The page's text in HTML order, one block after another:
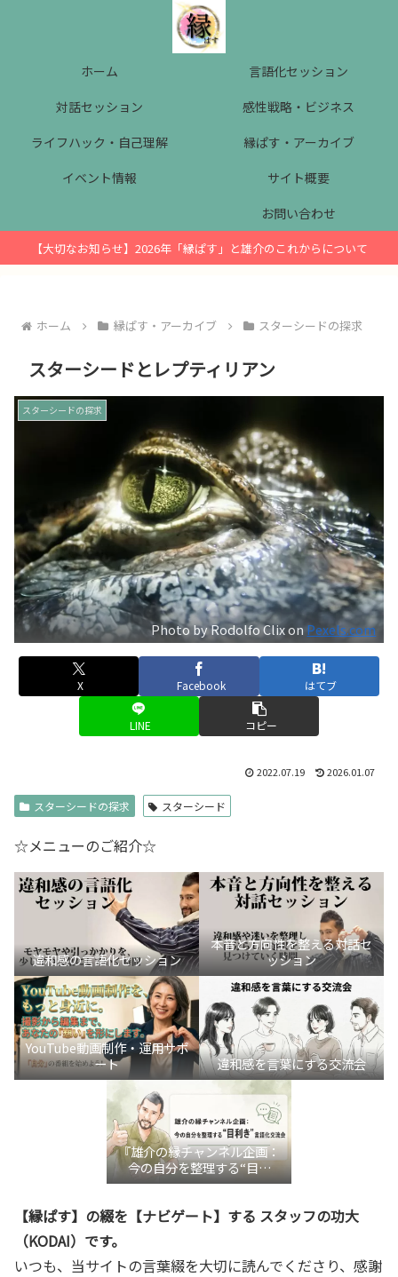
ホーム
言語化セッション
対話セッション
感性戦略・ビジネス
ライフハック・自己理解
縁ぱす・アーカイブ
イベント情報
サイト概要
お問い合わせ
【大切なお知らせ】2026年「縁ぱす」と雄介のこれからについて
ホーム 縁ぱす・アーカイブ スターシードの探求
スターシードとレプティリアン
スターシードの探求
Photo by Rodolfo Clix onPexels.com
X Facebook はてブ
LINE コピー
2022.07.19 2026.01.07
スターシードの探求 スターシード
☆メニューのご紹介☆
違和感の言語化セッション
本音と方向性を整える対話セ
ッション
YouTube動画制作・運用サポ
ート
違和感を言葉にする交流会
『雄介の縁チャンネル企画：
今の自分を整理する“目利
き”言語化交流会』
【縁ぱす】の綴を【ナビゲート】する スタッフの功大
（KODAI）です。
いつも、当サイトの言葉綴を大切に読んでくださり、感謝